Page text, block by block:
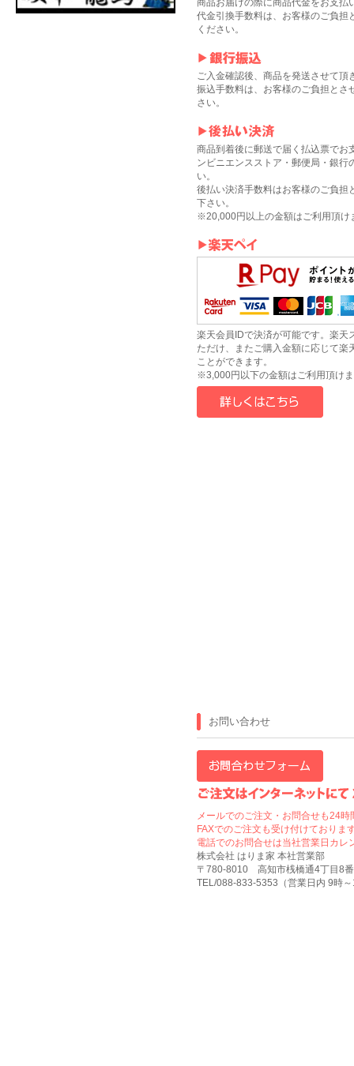
商品お届けの際に商品代金をお支払
代金引換手数料は、お客様のご負担
ください。
ご入金確認後、商品を発送させて頂
振込手数料は、お客様のご負担とさ
さい。
商品到着後に郵送で届く払込票でお
ンビニエンスストア・郵便局・銀行
い。
後払い決済手数料はお客様のご負担
下さい。
※20,000円以上の金額はご利用頂け
楽天会員IDで決済が可能です。楽天
ただけ、またご購入金額に応じて楽
ことができます。
※3,000円以下の金額はご利用頂け
お問い合わせ
メールでのご注文・お問合せも24
FAXでのご注文も受け付けておりま
電話でのお問合せは当社営業日カレ
株式会社 はりま家 本社営業部
〒780-8010 高知市桟橋通4丁目8
TEL/088-833-5353（営業日内 9時